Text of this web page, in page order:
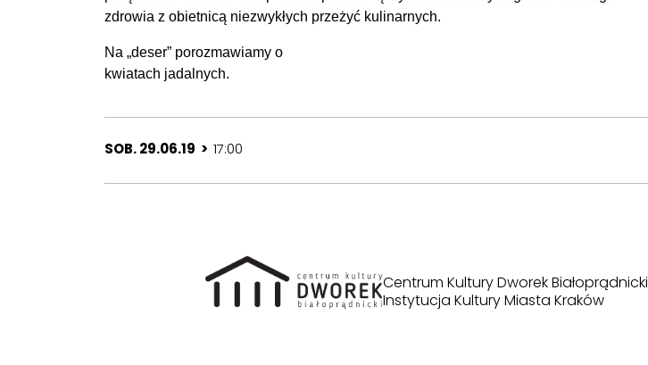
zdrowia z obietnicą niezwykłych przeżyć kulinarnych.
Na „deser” porozmawiamy o
kwiatach jadalnych.
SOB. 29.06.19 > 17:00
Centrum Kultury Dworek Białoprądnicki
Instytucja Kultury Miasta Kraków